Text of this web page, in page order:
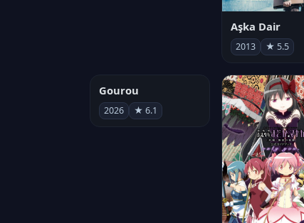
Aşka Dair
2013 ★ 5.5
Gourou
2026 ★ 6.1